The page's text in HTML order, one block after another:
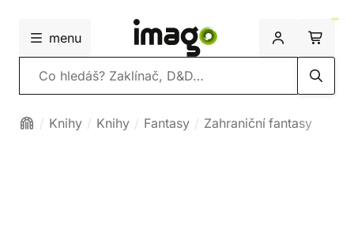
menu
Vyhledávání
Knihy Knihy Fantasy Zahraniční fantasy